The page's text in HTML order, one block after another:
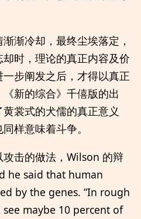
渐冷却，最终尘埃落定，
时，理论的真正内容及价
步阐发之后，才得以真正
新的综合》千僖版的出
裳式的犬儒的真正意义
样意味着斗争。
击的做法，Wilson 的辩
he said that human
by the genes. “In rough
maybe 10 percent of